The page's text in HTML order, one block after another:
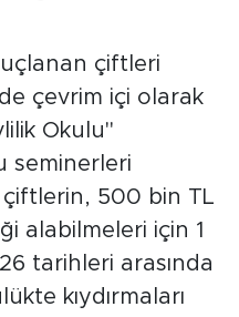
çiftleri
çevrim içi olarak
Okulu"
seminerleri
çiftlerin, 500 bin TL
alabilmeleri için 1
tarihleri arasında
kıydırmaları